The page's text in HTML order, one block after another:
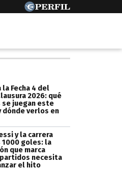
la Fecha 4 del
2026: qué
juegan este
dónde verlos en
y la carrera
1000 goles: la
que marca
necesita
el hito